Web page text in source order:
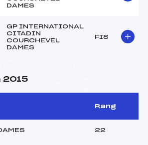
DAMES
GP INTERNATIONAL
CITADIN
COURCHEVEL
DAMES
FIS
2015
Rang
22